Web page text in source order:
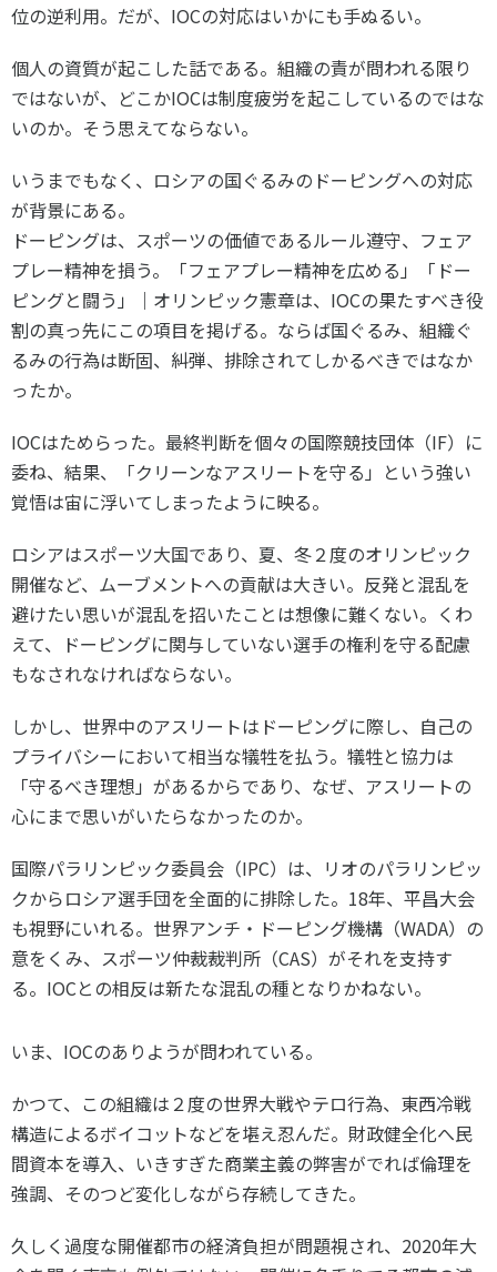
位の逆利用。だが、IOCの対応はいかにも手ぬるい。
個人の資質が起こした話である。組織の責が問われる限り
ではないが、どこかIOCは制度疲労を起こしているのではな
いのか。そう思えてならない。
いうまでもなく、ロシアの国ぐるみのドーピングへの対応
が背景にある。
ドーピングは、スポーツの価値であるルール遵守、フェア
プレー精神を損う。「フェアプレー精神を広める」「ドー
ピングと闘う」｜オリンピック憲章は、IOCの果たすべき役
割の真っ先にこの項目を掲げる。ならば国ぐるみ、組織ぐ
るみの行為は断固、糾弾、排除されてしかるべきではなか
ったか。
IOCはためらった。最終判断を個々の国際競技団体（IF）に
委ね、結果、「クリーンなアスリートを守る」という強い
覚悟は宙に浮いてしまったように映る。
ロシアはスポーツ大国であり、夏、冬２度のオリンピック
開催など、ムーブメントへの貢献は大きい。反発と混乱を
避けたい思いが混乱を招いたことは想像に難くない。くわ
えて、ドーピングに関与していない選手の権利を守る配慮
もなされなければならない。
しかし、世界中のアスリートはドーピングに際し、自己の
プライバシーにおいて相当な犠牲を払う。犠牲と協力は
「守るべき理想」があるからであり、なぜ、アスリートの
心にまで思いがいたらなかったのか。
国際パラリンピック委員会（IPC）は、リオのパラリンピッ
クからロシア選手団を全面的に排除した。18年、平昌大会
も視野にいれる。世界アンチ・ドーピング機構（WADA）の
意をくみ、スポーツ仲裁裁判所（CAS）がそれを支持す
る。IOCとの相反は新たな混乱の種となりかねない。
いま、IOCのありようが問われている。
かつて、この組織は２度の世界大戦やテロ行為、東西冷戦
構造によるボイコットなどを堪え忍んだ。財政健全化へ民
間資本を導入、いきすぎた商業主義の弊害がでれば倫理を
強調、そのつど変化しながら存続してきた。
久しく過度な開催都市の経済負担が問題視され、2020年大